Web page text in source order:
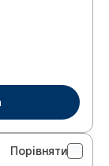
Порівняти